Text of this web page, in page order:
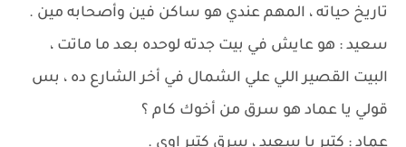
تاريخ حياته ، المهم عندي هو ساكن فين وأصحابه مين .
سعيد : هو عايش في بيت جدته لوحده بعد ما ماتت ،
البيت القصير اللي علي الشمال في أخر الشارع ده ، بس
قولي يا عماد هو سرق من أخوك كام ؟
عماد : كتير يا سعيد ، سرق كتير اوي .